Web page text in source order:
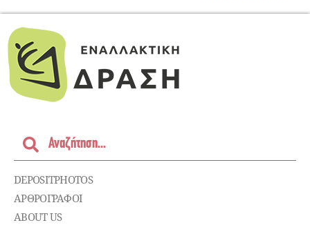
DEPOSITPHOTOS
ΑΡΘΡΟΓΡΑΦΟΙ
ABOUT US